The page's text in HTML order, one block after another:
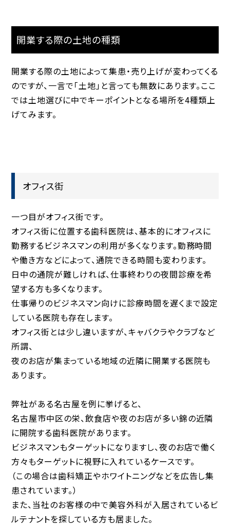
開業する​際の土地の種類
開業する際の土地によって集患・売り上げが変わってくる
のですが、一言で「土地」と言っても無数にあります。ここ
では土地選びに中でキーポイントとなる場所を4種類上
げてみます。
オフィス街
一つ目がオフィス街です。
オフィス街に位置する歯科医院は、基本的にオフィスに
勤務するビジネスマンの利用が多くなります。勤務時間
や働き方などによって、通院できる時間も変わります。
日中の通院が難しければ、仕事終わりの夜間診療を希
望する方も多くなります。
仕事帰りのビジネスマン向けに診療時間を遅くまで設定
している医院も存在します。
オフィス街とは少し違いますが、キャバクラやクラブなど
所謂、
夜のお店が集まっている地域の近隣に開業する医院も
あります。
弊社がある名古屋を例に挙げると、
名古屋市中区の栄、飲食店や夜のお店が多い錦の近隣
に開院する歯科医院があります。
ビジネスマンもターゲットになりますし、夜のお店で働く
方々もターゲットに視野に入れているケースです。
（この場合は歯科矯正やホワイトニングなどを広告し集
患されています。）
また、当社のお客様の中で美容外科が入居されているビ
ルテナントを探している方も居ました。